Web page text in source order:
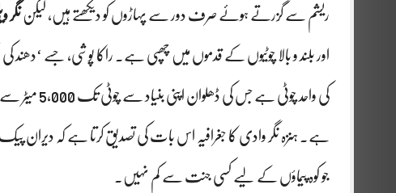
ریشم سے گزرتے ہوئے صرف دور سے پہاڑوں کو دیکھتے ہیں، لیکن نگر
اور بلند و بالا چوٹیوں کے قدموں میں چھپی ہے۔ راکا پوشی، جسے
کی واحد چوٹی
ہے۔ ہنزہ نگر وادی کا جغرافیہ اس بات کی تصدیق کرتا ہے کہ دیران پیک
جو کوہ پیماؤں کے لیے کسی جنت سے کم نہیں۔